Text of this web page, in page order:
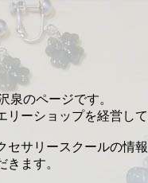
泉のページです。
リーショップを経営し
セサリースクールの情
ます。